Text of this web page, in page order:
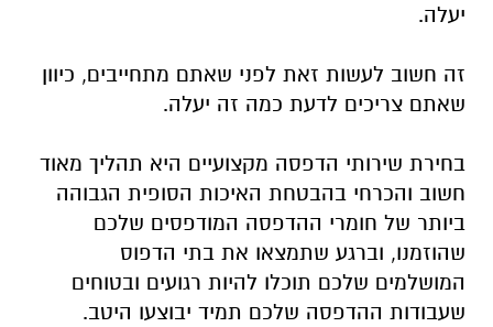
יעלה.
זה חשוב לעשות זאת לפני שאתם מתחייבים, כיוון
שאתם צריכים לדעת כמה זה יעלה.
בחירת שירותי הדפסה מקצועיים היא תהליך מאוד
חשוב והכרחי בהבטחת האיכות הסופית הגבוהה
ביותר של חומרי ההדפסה המודפסים שלכם
שהוזמנו, וברגע שתמצאו את בתי הדפוס
המושלמים שלכם תוכלו להיות רגועים ובטוחים
שעבודות ההדפסה שלכם תמיד יבוצעו היטב.